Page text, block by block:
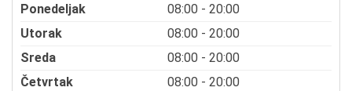
Ponedeljak
08:00 - 20:00
Utorak
08:00 - 20:00
Sreda
08:00 - 20:00
Četvrtak
08:00 - 20:00